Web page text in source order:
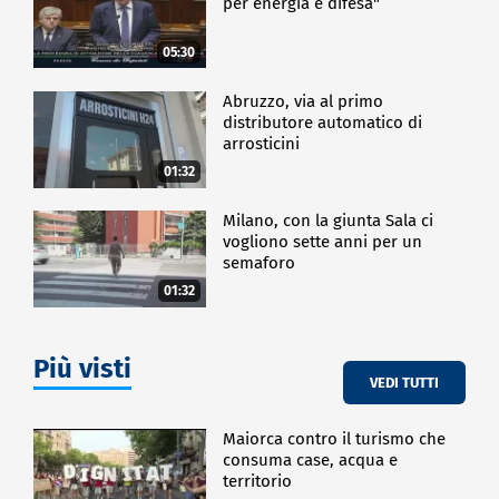
05:30
01:32
Abruzzo, via al primo
distributore automatico di
arrosticini
01:32
Milano, con la giunta Sala ci
vogliono sette anni per un
semaforo
Più visti VEDI TUTTI
Maiorca contro il turismo che
consuma case, acqua e
territorio